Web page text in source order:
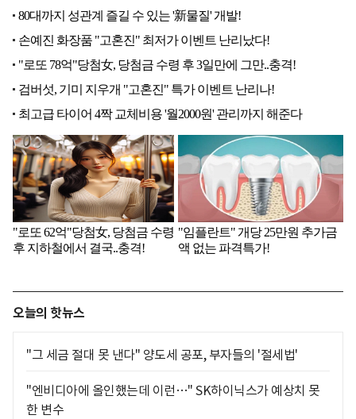
오늘의 핫뉴스
"그 세금 절대 못 낸다" 양도세 공포, 부자들의 '절세법'
"엔비디아에 올인했는데 이런…" SK하이닉스가 예상치 못
한 변수